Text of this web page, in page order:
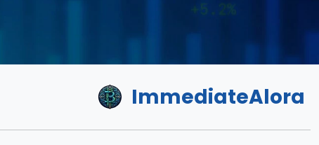
ImmediateAlora